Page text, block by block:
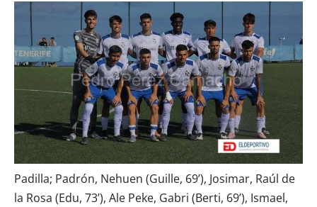
Padilla; Padrón, Nehuen (Guille, 69’), Josimar, Raúl de
la Rosa (Edu, 73’), Ale Peke, Gabri (Berti, 69’), Ismael,